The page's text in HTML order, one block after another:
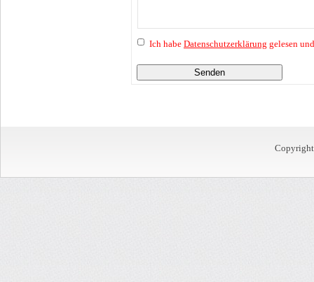
Ich habe Datenschutzerklärung gelesen
Senden